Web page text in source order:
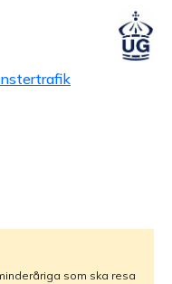
som ska resa